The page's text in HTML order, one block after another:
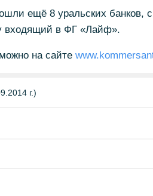
ещё 8 уральских банков,
входящий в ФГ «Лайф».
на сайте
г.)